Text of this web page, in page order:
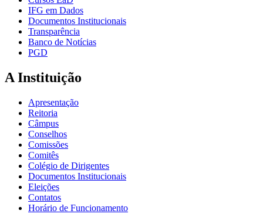
IFG em Dados
Documentos Institucionais
Transparência
Banco de Notícias
PGD
A Instituição
Apresentação
Reitoria
Câmpus
Conselhos
Comissões
Comitês
Colégio de Dirigentes
Documentos Institucionais
Eleições
Contatos
Horário de Funcionamento